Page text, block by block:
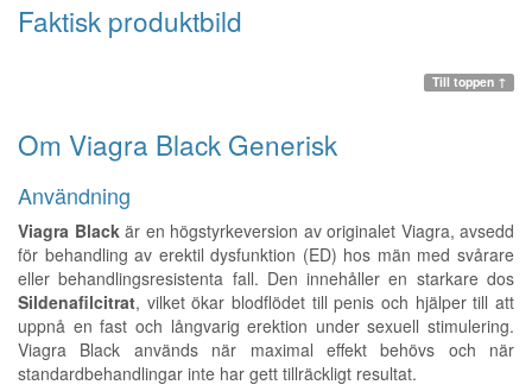
Faktisk produktbild
Till toppen ↑
Om Viagra Black Generisk
Användning
Viagra Blackär en högstyrkeversion av originalet Viagra, avsedd
för behandling av erektil dysfunktion (ED) hos män med svårare
eller behandlingsresistenta fall. Den innehåller en starkare dos
Sildenafilcitrat, vilket ökar blodflödet till penis och hjälper till att
uppnå en fast och långvarig erektion under sexuell stimulering.
Viagra Black används när maximal effekt behövs och när
standardbehandlingar inte har gett tillräckligt resultat.